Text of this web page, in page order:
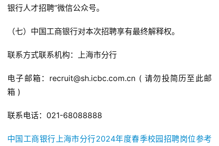
银行人才招聘”微信公众号。
（七）中国工商银行对本次招聘享有最终解释权。
联系方式联系机构：上海市分行
电子邮箱：recruit@sh.icbc.com.cn ( 请勿投简历至此邮
箱 )
联系电话：021-68088888
中国工商银行上海市分行2024年度春季校园招聘岗位参考